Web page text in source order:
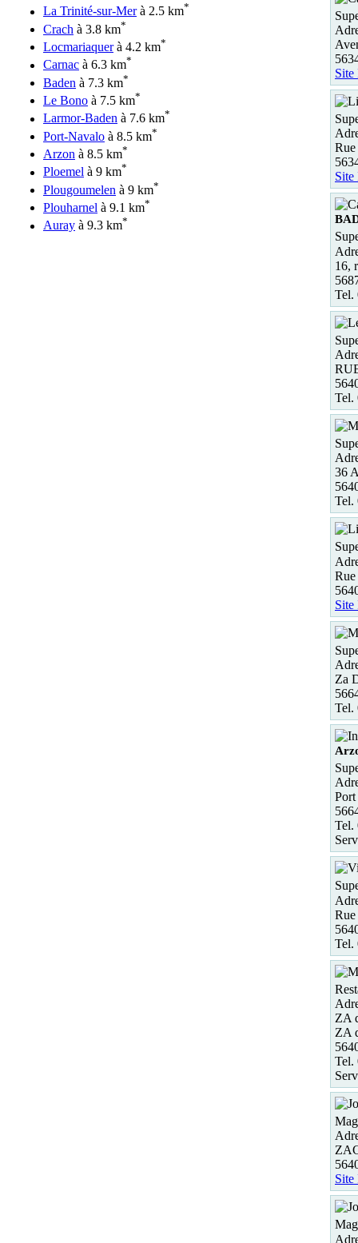
La Trinité-sur-Merà 2.5 km*
Crach à 3.8 km*
Locmariaquerà 4.2 km*
Carnac à 6.3 km*
Baden à 7.3 km*
Le Bono à 7.5 km*
Larmor-Baden à 7.6 km*
Port-Navalo à 8.5 km*
Arzon à 8.5 km*
Ploemel à 9 km*
Plougoumelen à 9 km*
Plouharnel à 9.1 km*
Auray à 9.3 km*
Site
Site
16,
Tel.
Tel.
36
Tel.
Site
Za
Tel.
Tel.
Tel.
ZA
ZA
Tel.
Site